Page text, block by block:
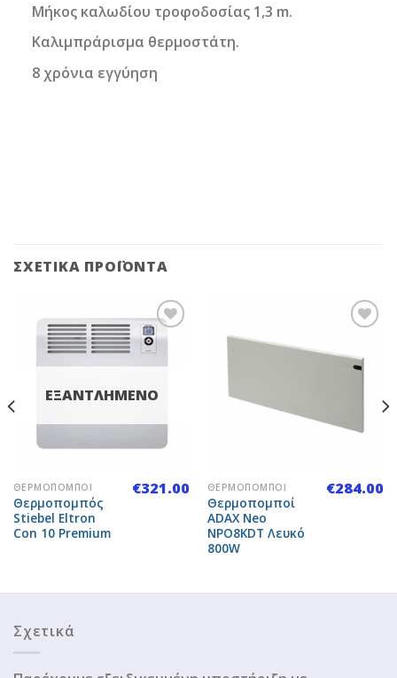
Μήκος καλωδίου τροφοδοσίας 1,3 m.
Καλιμπράρισμα θερμοστάτη.
8 χρόνια εγγύηση
ΣΧΕΤΙΚΆ ΠΡΟΪΌΝΤΑ
Wishlist
ΕΞΑΝΤΛΗΜΈΝΟ
ΘΕΡΜΟΠΟΜΠΟΊ
Θερμοπομπός
Stiebel Eltron
Con 10 Premium
€321.00 ΘΕΡΜΟΠΟΜΠΟΊ
Θερμοπομποί
ADAX Neo
NPO8KDT Λευκό
800W
€284.00
Σχετικά